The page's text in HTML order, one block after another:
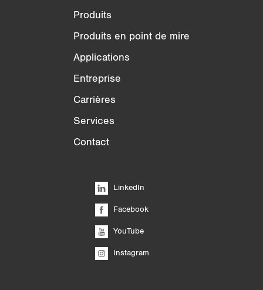
Produits
Produits en point de mire
Applications
Entreprise
Carrières
Services
Contact
LinkedIn
Facebook
YouTube
Instagram